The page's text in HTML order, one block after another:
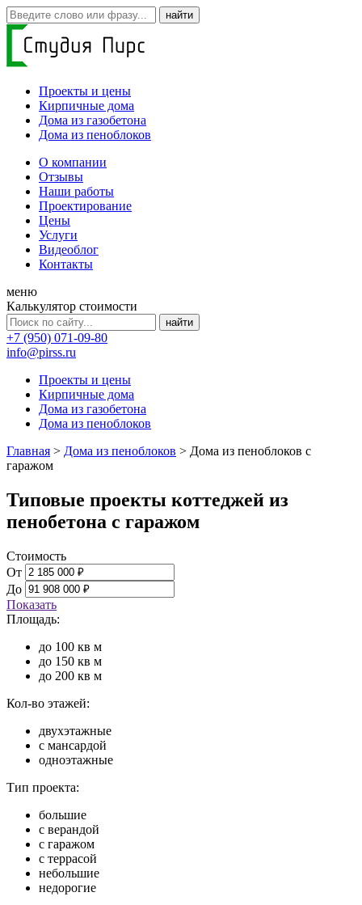
Проекты и цены
Кирпичные дома
Дома из газобетона
Дома из пеноблоков
О компании
Отзывы
Наши работы
Проектирование
Цены
Услуги
Видеоблог
Контакты
меню
Калькулятор стоимости
+7 (950) 071-09-80
info@pirss.ru
Проекты и цены
Кирпичные дома
Дома из газобетона
Дома из пеноблоков
Главная > Дома из пеноблоков > Дома из пеноблоков с
гаражом
Типовые проекты коттеджей из
пенобетона с гаражом
Стоимость
От
До
Показать
Площадь:
до 100 кв м
до 150 кв м
до 200 кв м
Кол-во этажей:
двухэтажные
с мансардой
одноэтажные
Тип проекта:
большие
с верандой
с гаражом
с террасой
небольшие
недорогие